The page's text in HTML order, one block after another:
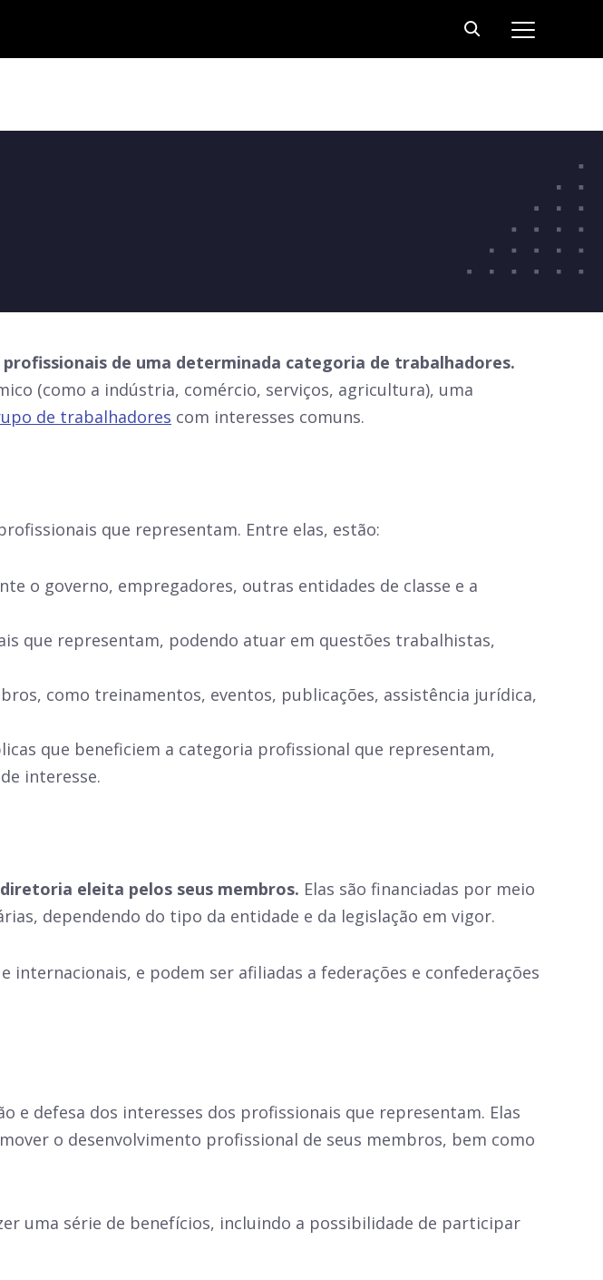
de uma determinada categoria de trabalhadores.
(como a indústria, comércio, serviços, agricultura), uma
de trabalhadores com interesses comuns.
que representam. Entre elas, estão:
o governo, empregadores, outras entidades de classe e a
que representam, podendo atuar em questões trabalhistas,
como treinamentos, eventos, publicações, assistência jurídica,
que beneficiem a categoria profissional que representam,
interesse.
eleita pelos seus membros. Elas são financiadas por meio
dependendo do tipo da entidade e da legislação em vigor.
e podem ser afiliadas a federações e confederações
e defesa dos interesses dos profissionais que representam. Elas
o desenvolvimento profissional de seus membros, bem como
uma série de benefícios, incluindo a possibilidade de participar